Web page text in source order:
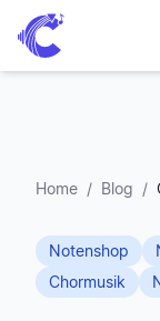
Home / Blog /
Notenshop
Chormusik